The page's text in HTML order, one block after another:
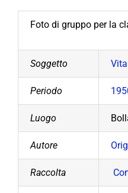
Foto di gruppo per la
Soggetto
Periodo
Luogo
Autore
Raccolta